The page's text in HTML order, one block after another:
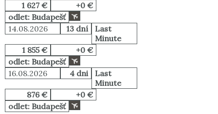
1 627 €
+0 €
odlet: Budapešť
14.08.2026
13 dní
Last
Minute
1 855 €
+0 €
odlet: Budapešť
16.08.2026
4 dni
Last
Minute
876 €
+0 €
odlet: Budapešť